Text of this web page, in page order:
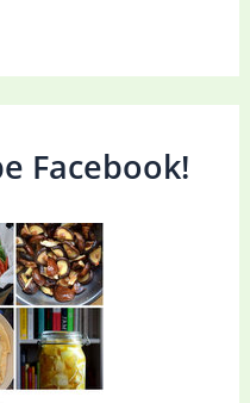
Facebook!